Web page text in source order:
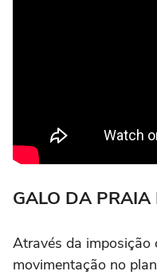
GALO DA PRAIA
Através da imposição
movimentação no